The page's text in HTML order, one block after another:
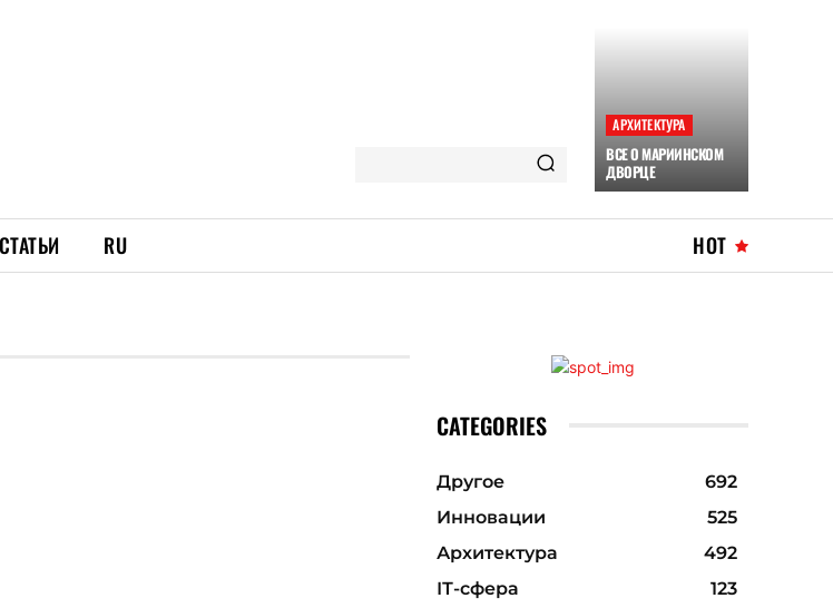
АРХИТЕКТУРА
ВСЕ О МАРИИНСКОМ
ДВОРЦЕ
СТАТЬИ RU HOT
CATEGORIES
Другое
692
Инновации
525
Архитектура
492
ІТ-сфера
123